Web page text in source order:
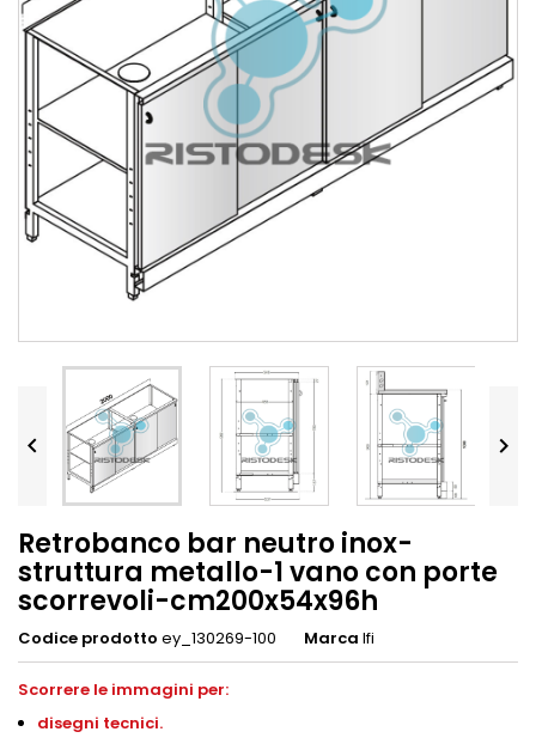
 
Retrobanco bar neutro inox-
struttura metallo-1 vano con porte
scorrevoli-cm200x54x96h
Codice prodotto ey_130269-100 Marca Ifi
Scorrere le immagini per:
disegni tecnici.